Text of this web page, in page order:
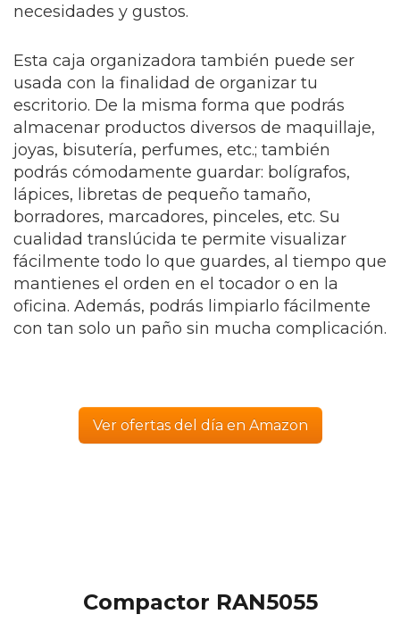
necesidades y gustos.
Esta caja organizadora también puede ser
usada con la finalidad de organizar tu
escritorio. De la misma forma que podrás
almacenar productos diversos de maquillaje,
joyas, bisutería, perfumes, etc.; también
podrás cómodamente guardar: bolígrafos,
lápices, libretas de pequeño tamaño,
borradores, marcadores, pinceles, etc. Su
cualidad translúcida te permite visualizar
fácilmente todo lo que guardes, al tiempo que
mantienes el orden en el tocador o en la
oficina. Además, podrás limpiarlo fácilmente
con tan solo un paño sin mucha complicación.
Ver ofertas del día en Amazon
Compactor RAN5055